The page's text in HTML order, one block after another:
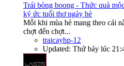
Trái bòng boong - Thức quà
ký ức tuổi thơ ngày hè
Mỗi khi mùa hè mang theo cái
chợt đến chợt...
traicayhp-12
Updated: Thứ bảy lúc